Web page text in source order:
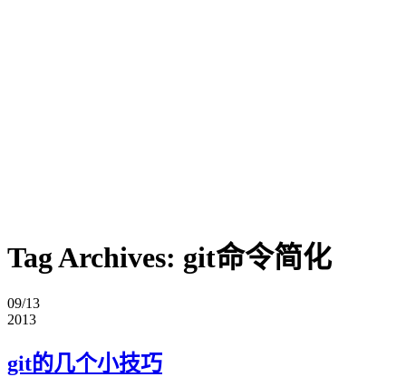
Tag Archives: git命令简化
09/13
2013
git的几个小技巧